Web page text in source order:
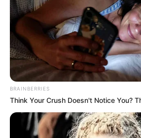
Скандал у
сотням чоловіків
скасовували
випускали з
СЕР 9, 2026
ПАРТНЕРСЬКІ МАТЕРІАЛИ ПОДІЇ
Попит на
Ужгороді зростає –
BRAINBERRIES
Think Your Crush Doesn't Notice You?